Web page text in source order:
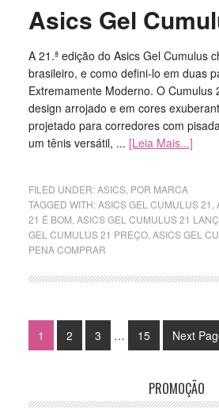
Asics Gel
A 21.ª edição do Asics Gel Cumulus
brasileiro, e como defini-lo em duas
Extremamente Moderno. O Cumulus
design arrojado e em cores
projetado para corredores com
um tênis versátil, ... [Leia Mais...]
FILED UNDER:ASICS, POR MARCA
TAGGED WITH:ASICS GEL CUMULUS 21
21 É BOM ASICS GEL CUMULUS 21
GEL CUMULUS 21 PREÇO, ASICS GEL
PENA COMPRAR
1 2 3 … 15 Next
PROMOÇÃO